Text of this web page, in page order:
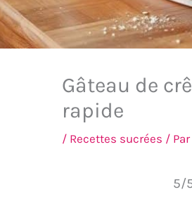
Gâteau de
rapide
/ Recettes sucrées / Par
5/